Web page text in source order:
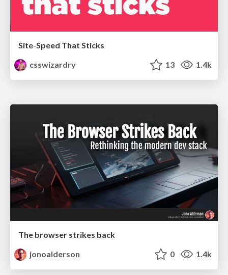
Site-Speed That Sticks
csswizardry
13 1.4k
The browser strikes back
jonoalderson
0 1.4k